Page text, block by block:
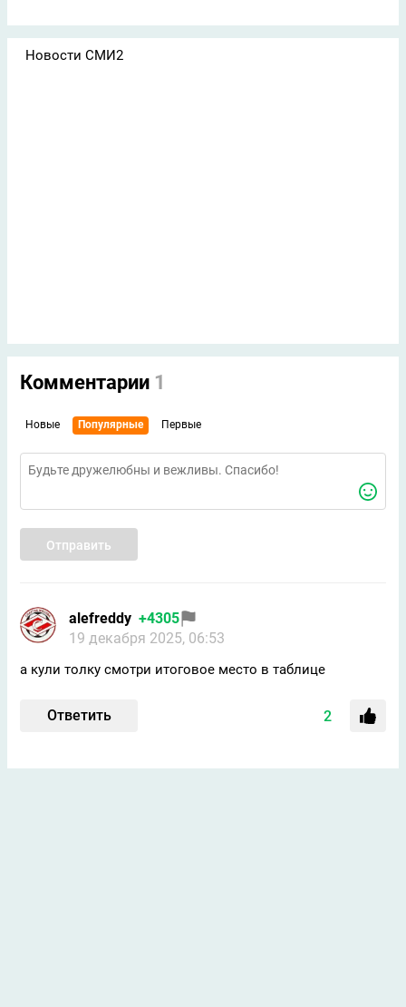
Новости СМИ2
Комментарии 1
Новые Популярные Первые
Отправить
alefreddy +4305
19 декабря 2025, 06:53
а кули толку смотри итоговое место в таблице
Ответить 2